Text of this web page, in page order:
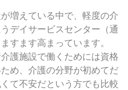
増えている中で、軽度の介
デイサービスセンター（通
すます高まっています。
護施設で働くためには資格
め、介護の分野が初めてだ
て不安だという方でも比較